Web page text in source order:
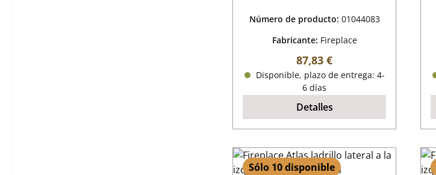
Número de producto: 01044083
Fabricante: Fireplace
Precio normal:
87,83 €
Disponible, plazo de entrega: 4-
6 días
Detalles
Sólo 10 disponible